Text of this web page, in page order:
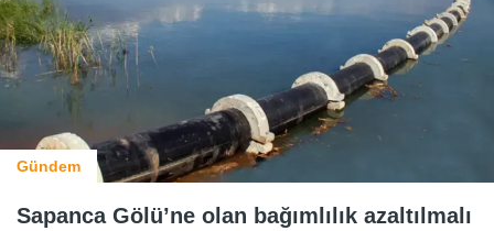
Gündem
Sapanca Gölü’ne olan bağımlılık azaltılmalı